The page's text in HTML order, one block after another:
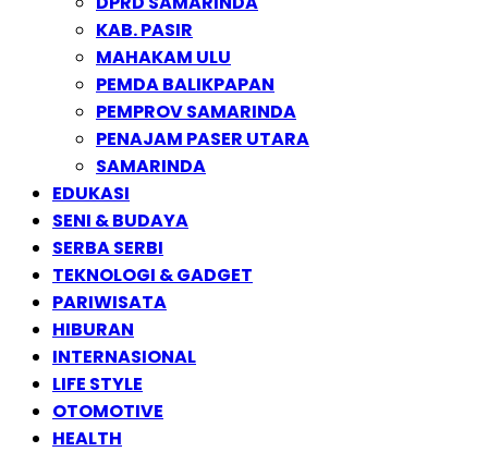
KAB. PASIR
MAHAKAM ULU
PEMDA BALIKPAPAN
PEMPROV SAMARINDA
PENAJAM PASER UTARA
SAMARINDA
EDUKASI
SENI & BUDAYA
SERBA SERBI
TEKNOLOGI & GADGET
PARIWISATA
HIBURAN
INTERNASIONAL
LIFE STYLE
OTOMOTIVE
HEALTH